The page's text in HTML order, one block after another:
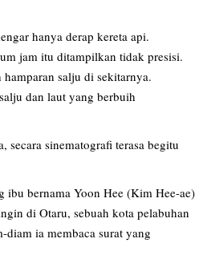
hanya derap kereta api.
jam itu ditampilkan tidak presisi.
salju di sekitarnya.
dan laut yang berbuih
sinematografi terasa begitu
ibu bernama Yoon Hee (Kim Hee-ae)
di Otaru, sebuah kota pelabuhan
ia membaca surat yang